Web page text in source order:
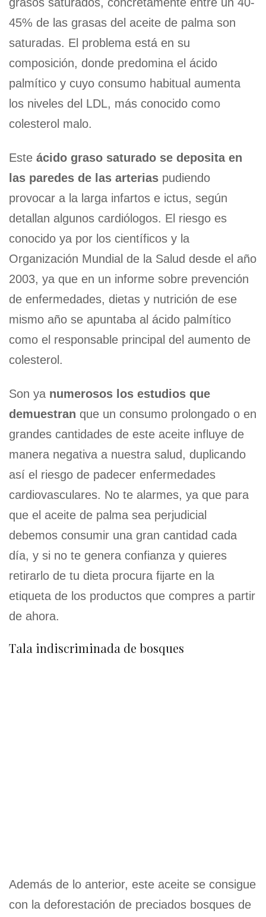
45% de las grasas del aceite de palma son
saturadas. El problema está en su
composición, donde predomina el ácido
palmítico y cuyo consumo habitual aumenta
los niveles del LDL, más conocido como
colesterol malo.
Este ácido graso saturado se deposita en
las paredes de las arterias pudiendo
provocar a la larga infartos e ictus, según
detallan algunos cardiólogos. El riesgo es
conocido ya por los científicos y la
Organización Mundial de la Salud desde el año
2003, ya que en un informe sobre prevención
de enfermedades, dietas y nutrición de ese
mismo año se apuntaba al ácido palmítico
como el responsable principal del aumento de
colesterol.
Son ya numerosos los estudios que
demuestran que un consumo prolongado o en
grandes cantidades de este aceite influye de
manera negativa a nuestra salud, duplicando
así el riesgo de padecer enfermedades
cardiovasculares. No te alarmes, ya que para
que el aceite de palma sea perjudicial
debemos consumir una gran cantidad cada
día, y si no te genera confianza y quieres
retirarlo de tu dieta procura fijarte en la
etiqueta de los productos que compres a partir
de ahora.
Tala indiscriminada de bosques
Además de lo anterior, este aceite se consigue
con la deforestación de preciados bosques de